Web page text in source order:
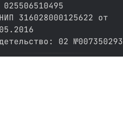
025506510495
316028000125622 от
02 №007350293